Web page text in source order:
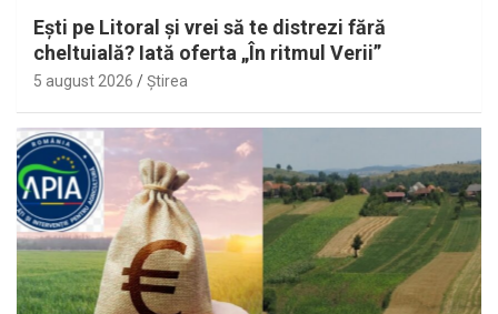
Eşti pe Litoral şi vrei să te distrezi fără
cheltuială? Iată oferta „În ritmul Verii”
5 august 2026 Ştirea